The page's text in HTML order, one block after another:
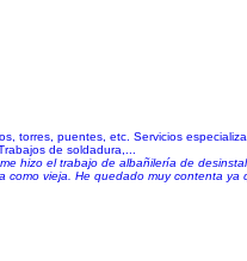
torres, puentes, etc. Servicios
de soldadura,...
hizo el trabajo de albañilería de
vieja. He quedado muy contenta